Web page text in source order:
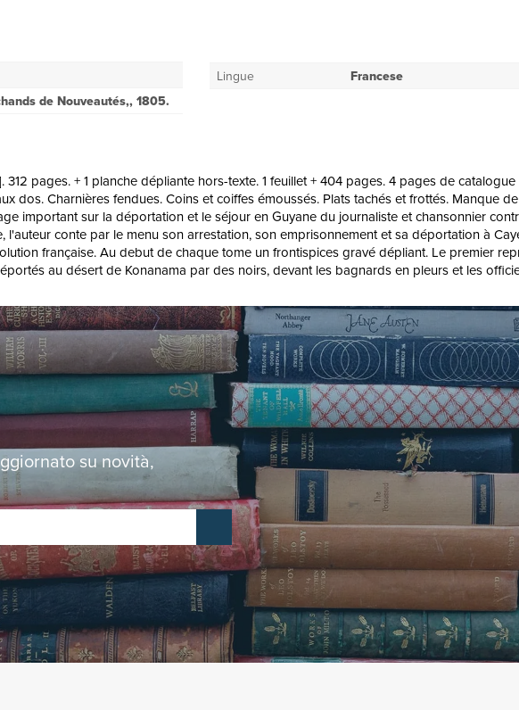
de Nouveautés,, 1805.
Lingue Francese
pages. + 1 planche dépliante hors-texte. 1 feuillet + 404 pages. 4 pages de
dos. Charnières fendues. Coins et coiffes émoussés. Plats tachés et frottés. Manque
important sur la déportation et le séjour en Guyane du journaliste et chansonnier
conte par le menu son arrestation, son emprisonnement et sa déportation à
française. Au debut de chaque tome un frontispices gravé dépliant. Le premier
au désert de Konanama par des noirs, devant les bagnards en pleurs et les
su novità,